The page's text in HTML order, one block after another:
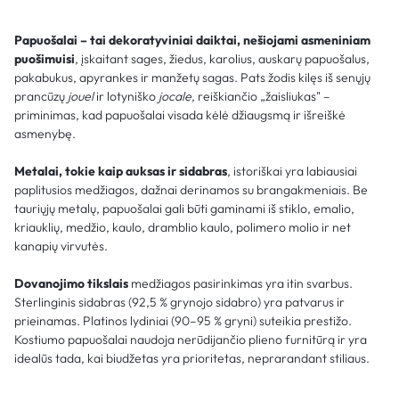
Papuošalai – tai dekoratyviniai daiktai, nešiojami asmeniniam
puošimuisi, įskaitant sages, žiedus, karolius, auskarų papuošalus,
pakabukus, apyrankes ir manžetų sagas. Pats žodis kilęs iš senųjų
prancūzų jouelir lotyniško jocale, reiškiančio „žaisliukas" –
priminimas, kad papuošalai visada kėlė džiaugsmą ir išreiškė
asmenybę.
Metalai, tokie kaip auksas ir sidabras, istoriškai yra labiausiai
paplitusios medžiagos, dažnai derinamos su brangakmeniais. Be
tauriųjų metalų, papuošalai gali būti gaminami iš stiklo, emalio,
kriauklių, medžio, kaulo, dramblio kaulo, polimero molio ir net
kanapių virvutės.
Dovanojimo tikslais medžiagos pasirinkimas yra itin svarbus.
Sterlinginis sidabras (92,5 % grynojo sidabro) yra patvarus ir
prieinamas. Platinos lydiniai (90–95 % gryni) suteikia prestižo.
Kostiumo papuošalai naudoja nerūdijančio plieno furnitūrą ir yra
idealūs tada, kai biudžetas yra prioritetas, neprarandant stiliaus.